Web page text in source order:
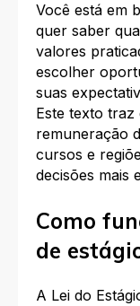
Você está em
quer saber
valores
escolher
suas
Este texto traz
remuneração
cursos e
decisões mais
Como
de
A Lei do